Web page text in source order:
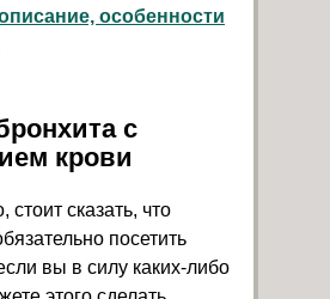
особенности
с
крови
стоит сказать, что
посетить
вы в силу каких-либо